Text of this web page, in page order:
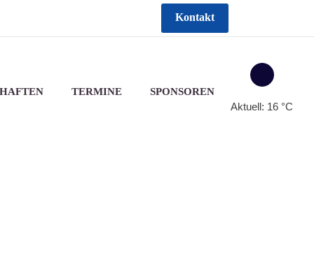
Kontakt
TERMINE SPONSOREN
Aktuell: 16 °C